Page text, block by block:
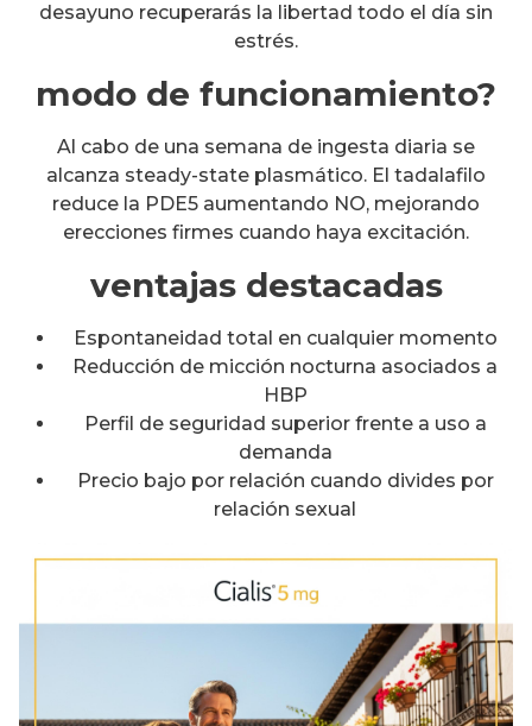
desayuno recuperarás la libertad todo el día sin
estrés.
modo de funcionamiento?
Al cabo de una semana de ingesta diaria se
alcanza steady-state plasmático. El tadalafilo
reduce la PDE5 aumentando NO, mejorando
erecciones firmes cuando haya excitación.
ventajas destacadas
Espontaneidad total en cualquier momento
Reducción de micción nocturna asociados a
HBP
Perfil de seguridad superior frente a uso a
demanda
Precio bajo por relación cuando divides por
relación sexual